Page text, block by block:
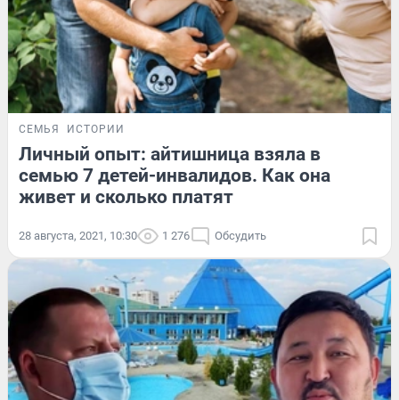
СЕМЬЯ ИСТОРИИ
Личный опыт: айтишница взяла в
семью 7 детей-инвалидов. Как она
живет и сколько платят
28 августа, 2021, 10:30 1 276 Обсудить